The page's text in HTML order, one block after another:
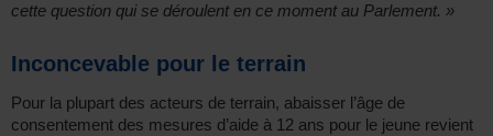
cette question qui se déroulent en ce moment au Parlement. »
Inconcevable pour le terrain
Pour la plupart des acteurs de terrain, abaisser l’âge de
consentement des mesures d’aide à 12 ans pour le jeune revient